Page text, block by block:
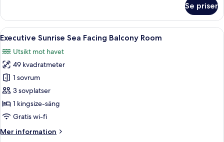
Villa
Bedroom
Lagoon
Pool
Se priser
Öppna
alla
foton
för
Executive
Sunrise
Sea
Facing
Room
Ett hotellrum med en stor säng, en
6
Executive Sunrise Sea Facing Balcony Room
Utsikt mot havet
49 kvadratmeter
1 sovrum
3 sovplatser
1 kingsize-säng
Gratis wi-fi
Mer information
Mer